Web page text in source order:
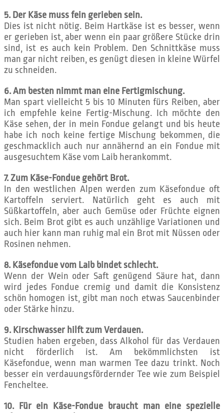
5. Der Käse muss fein gerieben sein.
Dies ist nicht nötig. Beim Hartkäse ist es besser, wenn
er gerieben ist, aber wenn ein paar größere Stücke drin
sind, ist es auch kein Problem. Den Schnittkäse muss
man gar nicht reiben, es genügt diesen in kleine Würfel
zu schneiden.
6. Am besten nimmt man eine Fertigmischung.
Man spart vielleicht 5 bis 10 Minuten fürs Reiben, aber
ich empfehle keine Fertig-Mischung. Ich möchte den
Käse sehen, der in mein Fondue gelangt und bis heute
habe ich noch keine fertige Mischung bekommen, die
geschmacklich auch nur annähernd an ein Fondue mit
ausgesuchtem Käse vom Laib herankommt.
7. Zum Käse-Fondue gehört Brot.
In den westlichen Alpen werden zum Käsefondue oft
Kartoffeln serviert. Natürlich geht es auch mit
Süßkartoffeln, aber auch Gemüse oder Früchte eignen
sich. Beim Brot gibt es auch unzählige Variationen und
auch hier kann man ruhig mal ein Brot mit Nüssen oder
Rosinen nehmen.
8. Käsefondue vom Laib bindet schlecht.
Wenn der Wein oder Saft genügend Säure hat, dann
wird jedes Fondue cremig und damit die Konsistenz
schön homogen ist, gibt man noch etwas Saucenbinder
oder Stärke hinzu.
9. Kirschwasser hilft zum Verdauen.
Studien haben ergeben, dass Alkohol für das Verdauen
nicht förderlich ist. Am bekömmlichsten ist
Käsefondue, wenn man warmen Tee dazu trinkt. Noch
besser ein verdauungsfördernder Tee wie zum Beispiel
Fencheltee.
10. Für ein Käse-Fondue braucht man eine spezielle